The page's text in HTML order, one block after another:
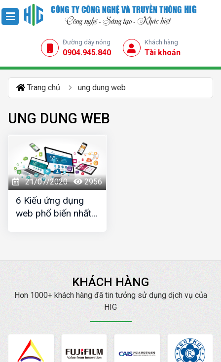
Đường dây nóng
0904.945.840
Khách hàng
Tài khoản
Trang chủ ung dung web
UNG DUNG WEB
21/07/2020 2956
6 Kiểu ứng dụng
web phổ biến nhất
KHÁCH HÀNG
Hơn 1000+ khách hàng đã tin tưởng sử dụng dịch vụ của
HIG